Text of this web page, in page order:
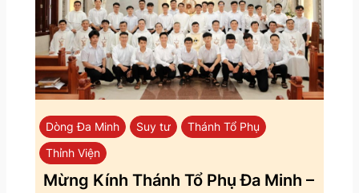
Dòng Đa Minh Suy tư
Thánh Tổ Phụ
Thỉnh Viện
Mừng Kính Thánh Tổ Phụ Đa Minh –